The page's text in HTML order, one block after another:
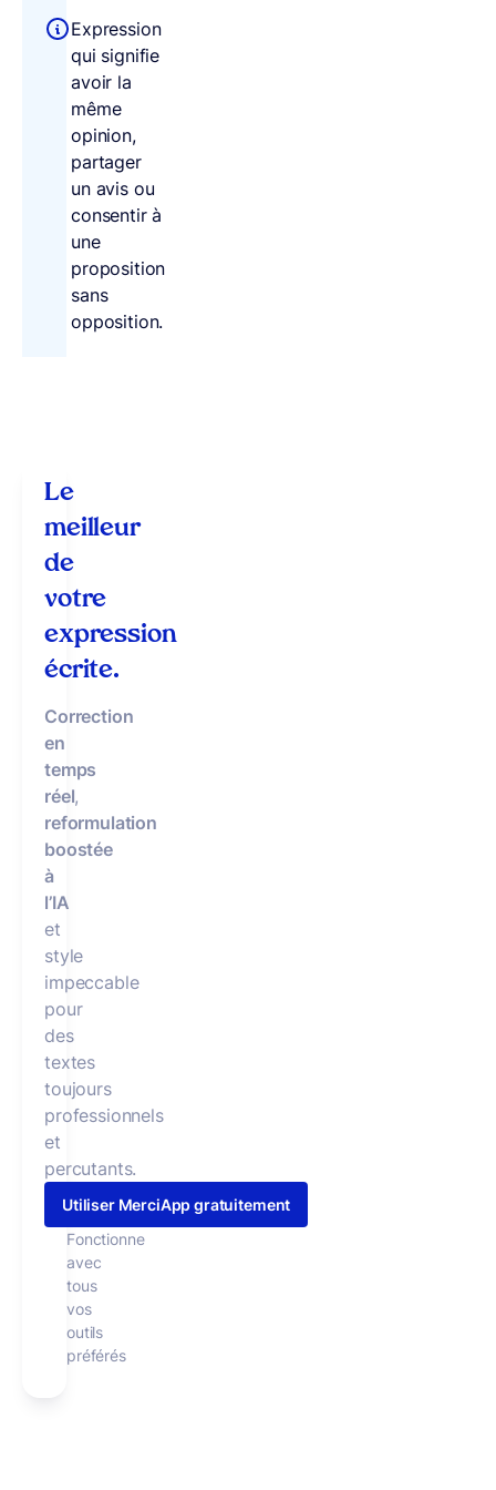
Expression
qui signifie
avoir la
même
opinion,
partager
un avis ou
consentir à
une
proposition
sans
opposition.
Le
meilleur
de
votre
expression
écrite.
Correction
en
temps
réel,
reformulation
boostée
à
l’IA
et
style
impeccable
pour
des
textes
toujours
professionnels
et
percutants.
Utiliser MerciApp gratuitement
Fonctionne
avec
tous
vos
outils
préférés